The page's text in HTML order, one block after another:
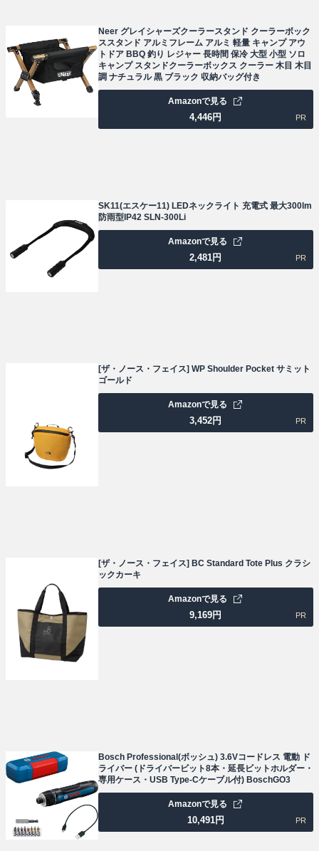
Neer グレイシャーズクーラースタンド クーラーボック
ススタンド アルミフレーム アルミ 軽量 キャンプ アウ
トドア BBQ 釣り レジャー 長時間 保冷 大型 小型 ソロ
キャンプ スタンドクーラーボックス クーラー 木目 木目
調 ナチュラル 黒 ブラック 収納バッグ付き
4,446円
Amazonで見る
PR
SK11(エスケー11) LEDネックライト 充電式 最大300lm
防雨型IP42 SLN-300Li
2,481円
Amazonで見る
PR
[ザ・ノース・フェイス] WP Shoulder Pocket サミット
ゴールド
3,452円
Amazonで見る
PR
[ザ・ノース・フェイス] BC Standard Tote Plus クラシ
ックカーキ
9,169円
Amazonで見る
PR
Bosch Professional(ボッシュ) 3.6Vコードレス 電動 ド
ライバー (ドライバービット8本・延長ビットホルダー・
専用ケース・USB Type-Cケーブル付) BoschGO3
10,491円
Amazonで見る
PR